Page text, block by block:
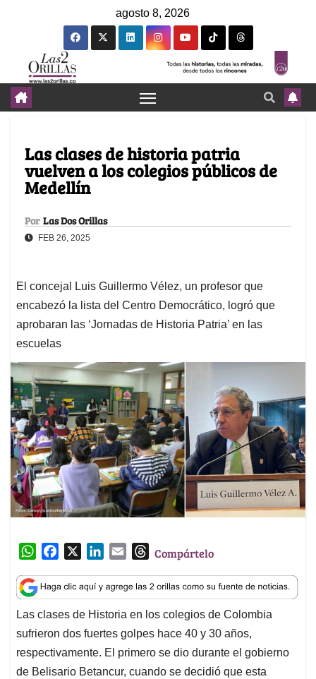
agosto 8, 2026
Las clases de historia patria
vuelven a los colegios públicos de
Medellín
Por Las Dos Orillas
FEB 26, 2025
El concejal Luis Guillermo Vélez, un profesor que
encabezó la lista del Centro Democrático, logró que
aprobaran las ‘Jornadas de Historia Patria’ en las
escuelas
W
a
t
s
A
p
p
c
e
b
o
o
k
n
k
e
d
I
n
a
i
l
T
r
e
a
d
s
Compártelo
Las clases de Historia en los colegios de Colombia
sufrieron dos fuertes golpes hace 40 y 30 años,
respectivamente. El primero se dio durante el gobierno
de Belisario Betancur, cuando se decidió que esta